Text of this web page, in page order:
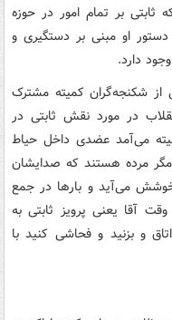
بر تمام امور در حوزه
او مبنی بر دستگیری و
دارد.
از شکنجه‌گران کمیته مشترک
در مورد نقش ثابتی در
می‌آمد عضدی داخل حیاط
مرده هستند که صدایشان
خوشش می‌آید و بارها در جمع
آقا یعنی پرویز ثابتی به
و بزنید و فحاشی کنید با